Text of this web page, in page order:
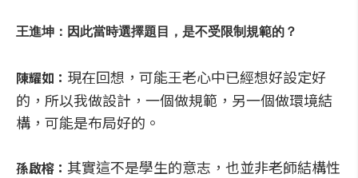
王進坤：因此當時選擇題目，是不受限制規範的？
陳耀如： 現在回想，可能王老心中已經想好設定好
的，所以我做設計，一個做規範，另一個做環境結
構，可能是布局好的。
孫啟榕： 其實這不是學生的意志，也並非老師結構性